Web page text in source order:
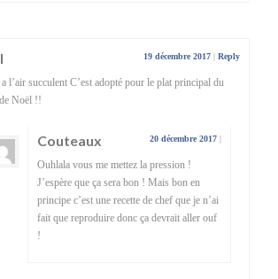
19 décembre 2017 Reply
a l’air succulent C’est adopté pour le plat principal du
Noël !!
Couteaux 20 décembre 2017
Ouhlala vous me mettez la pression !
J’espère que ça sera bon ! Mais bon en
principe c’est une recette de chef que je n’ai
fait que reproduire donc ça devrait aller ouf
!